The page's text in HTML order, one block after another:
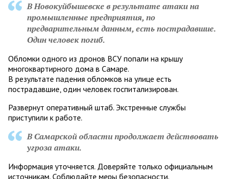
В Новокуйбышевске в результате атаки на
промышленные предприятия, по
предварительным данным, есть пострадавшие.
Один человек погиб.
Обломки одного из дронов ВСУ попали на крышу
многоквартирного дома в Самаре.
В результате падения обломков на улице есть
пострадавшие, один человек госпитализирован.
Развернут оперативный штаб. Экстренные службы
приступили к работе.
В Самарской области продолжает действовать
угроза атаки.
Информация уточняется. Доверяйте только официальным
источникам. Соблюдайте меры безопасности.